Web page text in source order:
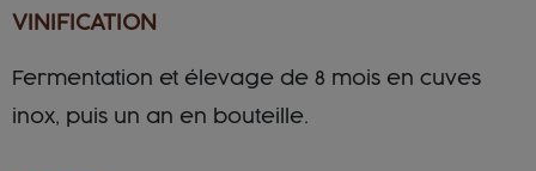
VINIFICATION
Fermentation et élevage de 8 mois en cuves
inox, puis un an en bouteille.